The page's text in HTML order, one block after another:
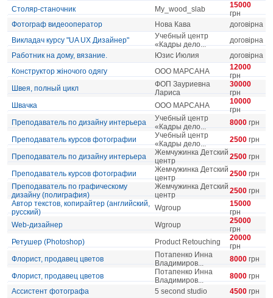
Столяр-станочник My_wood_slab
15000
грн
Фотограф видеооператор
Нова Кава
договірна
Викладач курсу "UA UX Дизайнер"
Учебный центр
«Кадры дело...
договірна
Работник на дому, вязание.
Юзис Июлия
договірна
Конструктор жіночого одягу
ООО МАРСАНА
12000
грн
Швея, полный цикл
ФОП Зауриевна
Лариса
30000
грн
Швачка
ООО МАРСАНА
10000
грн
Преподаватель по дизайну интерьера
Учебный центр
«Кадры дело...
8000 грн
Преподаватель курсов фотографии
Учебный центр
«Кадры дело...
2500 грн
Преподаватель по дизайну интерьера
Жемчужинка Детский
центр
2500 грн
Преподаватель курсов фотографии
Жемчужинка Детский
центр
2500 грн
Преподаватель по графическому
дизайну (полиграфия)
Жемчужинка Детский
центр
2500 грн
Автор текстов, копирайтер (английский,
русский)
Wgroup
15000
грн
Web-дизайнер
Wgroup
25000
грн
Ретушер (Photoshop)
Product Retouching
20000
грн
Флорист, продавец цветов
Потапенко Инна
Владимиров...
8000 грн
Флорист, продавец цветов
Потапенко Инна
Владимиров...
8000 грн
Ассистент фотографа
5 second studio 4500 грн